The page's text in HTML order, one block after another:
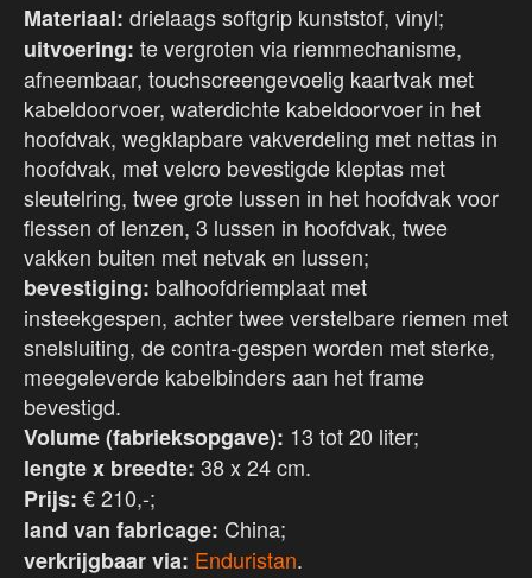
Materiaal: drielaags softgrip kunststof, vinyl;
uitvoering: te vergroten via riemmechanisme,
afneembaar, touchscreengevoelig kaartvak met
kabeldoorvoer, waterdichte kabeldoorvoer in het
hoofdvak, wegklapbare vakverdeling met nettas in
hoofdvak, met velcro bevestigde kleptas met
sleutelring, twee grote lussen in het hoofdvak voor
flessen of lenzen, 3 lussen in hoofdvak, twee
vakken buiten met netvak en lussen;
bevestiging: balhoofdriemplaat met
insteekgespen, achter twee verstelbare riemen met
snelsluiting, de contra-gespen worden met sterke,
meegeleverde kabelbinders aan het frame
bevestigd.
Volume (fabrieksopgave): 13 tot 20 liter;
lengte x breedte: 38 x 24 cm.
Prijs: € 210,-;
land van fabricage: China;
verkrijgbaar via: Enduristan.